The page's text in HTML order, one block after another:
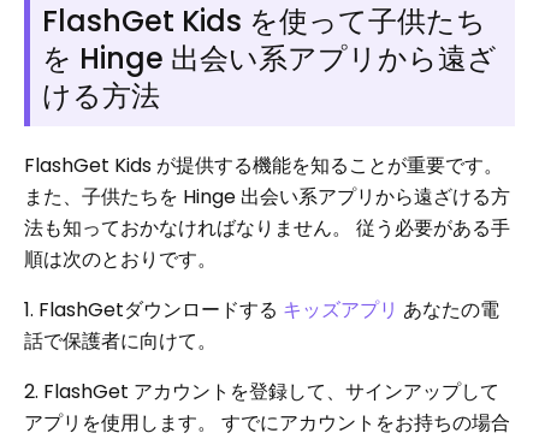
FlashGet Kids を使って子供たち
を Hinge 出会い系アプリから遠ざ
ける方法
FlashGet Kids が提供する機能を知ることが重要です。
また、子供たちを Hinge 出会い系アプリから遠ざける方
法も知っておかなければなりません。 従う必要がある手
順は次のとおりです。
1. FlashGetダウンロードする キッズアプリ あなたの電
話で保護者に向けて。
2. FlashGet アカウントを登録して、サインアップして
アプリを使用します。 すでにアカウントをお持ちの場合